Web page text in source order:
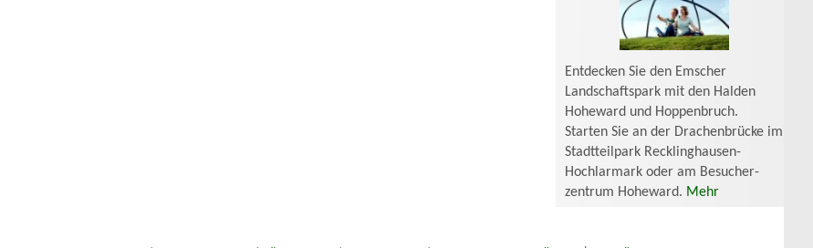
Entdecken Sie den Emscher
Landschaftspark mit den Halden
Hoheward und Hoppenbruch.
Starten Sie an der Drachenbrücke im
Stadtteilpark Recklinghausen-
Hochlarmark oder am Besucher-
zentrum Hoheward. Mehr